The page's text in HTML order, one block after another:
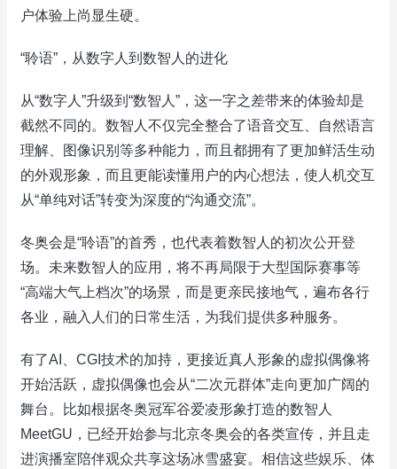
户体验上尚显生硬。
“聆语”，从数字人到数智人的进化
从“数字人”升级到“数智人”，这一字之差带来的体验却是
截然不同的。数智人不仅完全整合了语音交互、自然语言
理解、图像识别等多种能力，而且都拥有了更加鲜活生动
的外观形象，而且更能读懂用户的内心想法，使人机交互
从“单纯对话”转变为深度的“沟通交流”。
冬奥会是“聆语”的首秀，也代表着数智人的初次公开登
场。未来数智人的应用，将不再局限于大型国际赛事等
“高端大气上档次”的场景，而是更亲民接地气，遍布各行
各业，融入人们的日常生活，为我们提供多种服务。
有了AI、CGI技术的加持，更接近真人形象的虚拟偶像将
开始活跃，虚拟偶像也会从“二次元群体”走向更加广阔的
舞台。比如根据冬奥冠军谷爱凌形象打造的数智人
MeetGU，已经开始参与北京冬奥会的各类宣传，并且走
进演播室陪伴观众共享这场冰雪盛宴。相信这些娱乐、体